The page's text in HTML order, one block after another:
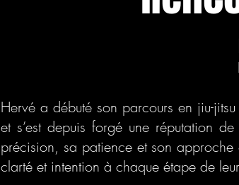
Hervé a débuté son parcours en jiu-
et s’est depuis forgé une réputation
précision, sa patience et son
clarté et intention à chaque étape de